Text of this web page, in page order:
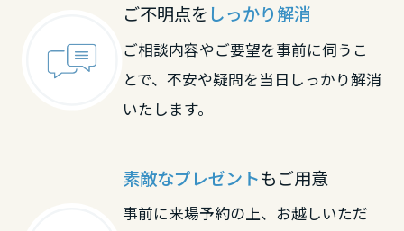
ご不明点を しっかり解消
ご相談内容やご要望を事前に伺うこ
とで、不安や疑問を当日しっかり解消
いたします。
素敵なプレゼントもご用意
事前に来場予約の上、お越しいただ